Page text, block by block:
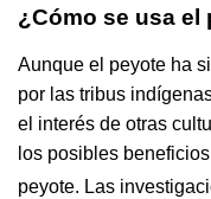
¿Cómo se usa el
Aunque el peyote ha
por las tribus
el interés de otras
los posibles
peyote. Las